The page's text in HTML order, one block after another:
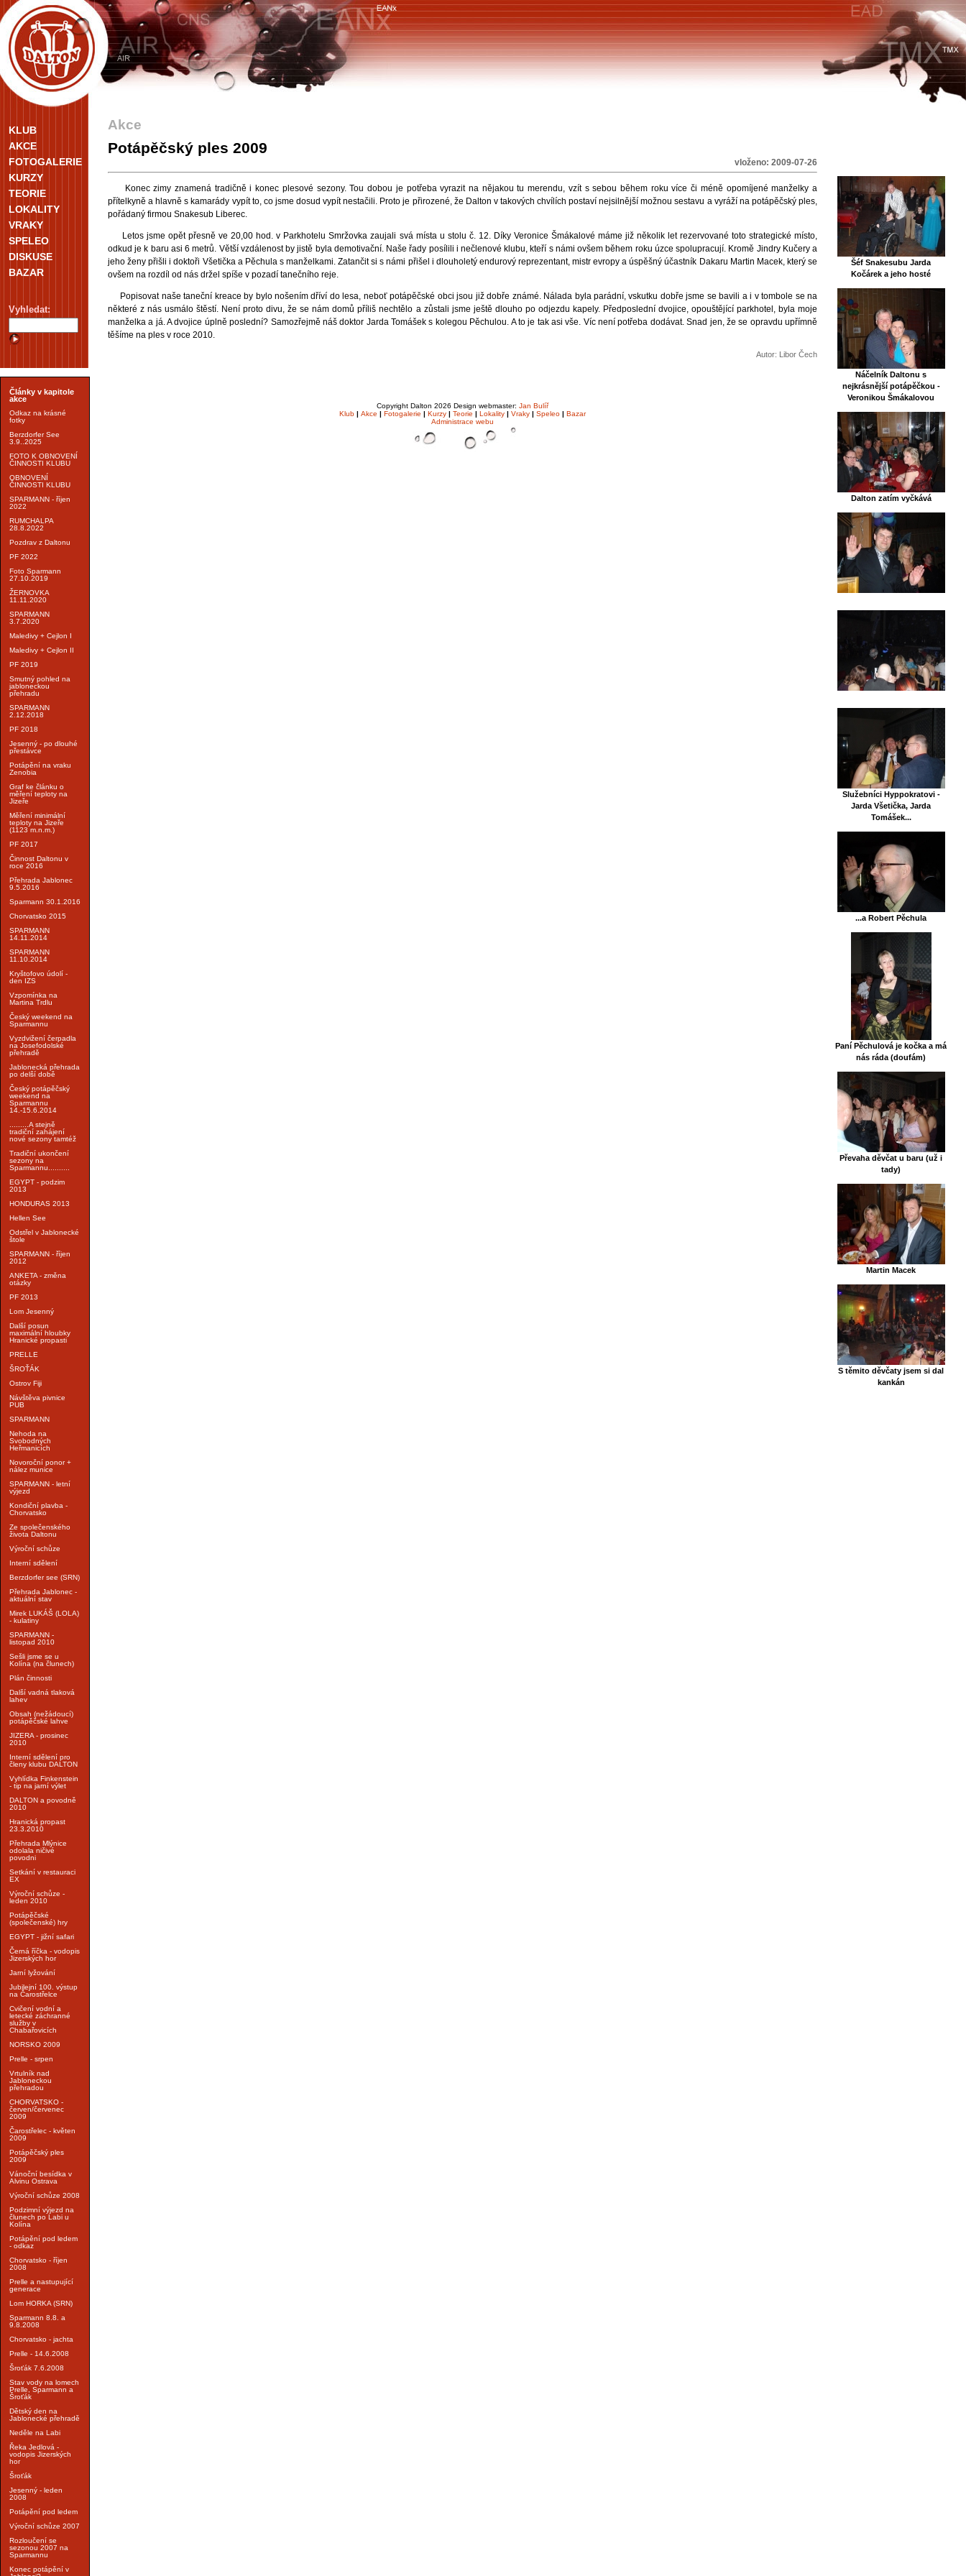
KLUB
AKCE
FOTOGALERIE
KURZY
TEORIE
LOKALITY
VRAKY
SPELEO
DISKUSE
BAZAR
Vyhledat:
Články v kapitole
akce
Odkaz na krásné
fotky
Berzdorfer See
3.9..2025
FOTO K OBNOVENÍ
ČINNOSTI KLUBU
OBNOVENÍ
ČINNOSTI KLUBU
SPARMANN - říjen
2022
RUMCHALPA
28.8.2022
Pozdrav z Daltonu
PF 2022
Foto Sparmann
27.10.2019
ŽERNOVKA
11.11.2020
SPARMANN
3.7.2020
Maledivy + Cejlon I
Maledivy + Cejlon II
PF 2019
Smutný pohled na
jabloneckou
přehradu
SPARMANN
2.12.2018
PF 2018
Jesenný - po dlouhé
přestávce
Potápění na vraku
Zenobia
Graf ke článku o
měření teploty na
Jizeře
Měření minimální
teploty na Jizeře
(1123 m.n.m.)
PF 2017
Činnost Daltonu v
roce 2016
Přehrada Jablonec
9.5.2016
Sparmann 30.1.2016
Chorvatsko 2015
SPARMANN
14.11.2014
SPARMANN
11.10.2014
Kryštofovo údolí -
den IZS
Vzpomínka na
Martina Trdlu
Český weekend na
Sparmannu
Vyzdvižení čerpadla
na Josefodolské
přehradě
Jablonecká přehrada
po delší době
Český potápěčský
weekend na
Sparmannu
14.-15.6.2014
.........A stejně
tradiční zahájení
nové sezony tamtéž
Tradiční ukončení
sezony na
Sparmannu..........
EGYPT - podzim
2013
HONDURAS 2013
Hellen See
Odstřel v Jablonecké
štole
SPARMANN - říjen
2012
ANKETA - změna
otázky
PF 2013
Lom Jesenný
Další posun
maximální hloubky
Hranické propasti
PRELLE
ŠROŤÁK
Ostrov Fiji
Návštěva pivnice
PUB
SPARMANN
Nehoda na
Svobodných
Heřmanicích
Novoroční ponor +
nález munice
SPARMANN - letní
výjezd
Kondiční plavba -
Chorvatsko
Ze společenského
života Daltonu
Výroční schůze
Interní sdělení
Berzdorfer see (SRN)
Přehrada Jablonec -
aktuální stav
Mirek LUKÁŠ (LOLA)
- kulatiny
SPARMANN -
listopad 2010
Sešli jsme se u
Kolína (na člunech)
Plán činnosti
Další vadná tlaková
lahev
Obsah (nežádoucí)
potápěčské lahve
JIZERA - prosinec
2010
Interní sdělení pro
členy klubu DALTON
Vyhlídka Finkenstein
- tip na jarní výlet
DALTON a povodně
2010
Hranická propast
23.3.2010
Přehrada Mlýnice
odolala ničivé
povodni
Setkání v restauraci
EX
Výroční schůze -
leden 2010
Potápěčské
(společenské) hry
EGYPT - jižní safari
Černá říčka - vodopis
Jizerských hor
Jarní lyžování
Jubilejní 100. výstup
na Čarostřelce
Cvičení vodní a
letecké záchranné
služby v
Chabařovicích
NORSKO 2009
Prelle - srpen
Vrtulník nad
Jabloneckou
přehradou
CHORVATSKO -
červen/červenec
2009
Čarostřelec - květen
2009
Potápěčský ples
2009
Vánoční besídka v
Alvinu Ostrava
Výroční schůze 2008
Podzimní výjezd na
člunech po Labi u
Kolína
Potápění pod ledem
- odkaz
Chorvatsko - říjen
2008
Prelle a nastupující
generace
Lom HORKA (SRN)
Sparmann 8.8. a
9.8.2008
Chorvatsko - jachta
Prelle - 14.6.2008
Šroťák 7.6.2008
Stav vody na lomech
Prelle, Sparmann a
Šroťák
Dětský den na
Jablonecké přehradě
Neděle na Labi
Řeka Jedlová -
vodopis Jizerských
hor
Šroťák
Jesenný - leden
2008
Potápění pod ledem
Výroční schůze 2007
Rozloučení se
sezonou 2007 na
Sparmannu
Konec potápění v
Akce
Šéf Snakesubu Jarda
Kočárek a jeho hosté
Náčelník Daltonu s
nejkrásnější potápěčkou -
Veronikou Šmákalovou
Dalton zatím vyčkává
Služebníci Hyppokratovi -
Jarda Všetička, Jarda
Tomášek...
...a Robert Pěchula
Paní Pěchulová je kočka a má
nás ráda (doufám)
Převaha děvčat u baru (už i
tady)
Martin Macek
S těmito děvčaty jsem si dal
kankán
Potápěčský ples 2009
vloženo: 2009-07-26
Konec zimy znamená tradičně i konec plesové sezony. Tou dobou je potřeba vyrazit na nějakou tu merendu, vzít s sebou během roku více či méně opomíjené manželky a
přítelkyně a hlavně s kamarády vypít to, co jsme dosud vypít nestačili. Proto je přirozené, že Dalton v takových chvílích postaví nejsilnější možnou sestavu a vyráží na potápěčský ples,
pořádaný firmou Snakesub Liberec.
Letos jsme opět přesně ve 20,00 hod. v Parkhotelu Smržovka zaujali svá místa u stolu č. 12. Díky Veronice Šmákalové máme již několik let rezervované toto strategické místo,
odkud je k baru asi 6 metrů. Větší vzdálenost by jistě byla demotivační. Naše řady posílili i nečlenové klubu, kteří s námi ovšem během roku úzce spolupracují. Kromě Jindry Kučery a
jeho ženy přišli i doktoři Všetička a Pěchula s manželkami. Zatančit si s námi přišel i dlouholetý endurový reprezentant, mistr evropy a úspěšný účastník Dakaru Martin Macek, který se
ovšem na rozdíl od nás držel spíše v pozadí tanečního reje.
Popisovat naše taneční kreace by bylo nošením dříví do lesa, neboť potápěčské obci jsou již dobře známé. Nálada byla parádní, vskutku dobře jsme se bavili a i v tombole se na
některé z nás usmálo štěstí. Není proto divu, že se nám domů příliš nechtělo a zůstali jsme ještě dlouho po odjezdu kapely. Předposlední dvojice, opouštějící parkhotel, byla moje
manželka a já. A dvojice úplně poslední? Samozřejmě náš doktor Jarda Tomášek s kolegou Pěchulou. A to je tak asi vše. Víc není potřeba dodávat. Snad jen, že se opravdu upřímně
těšíme na ples v roce 2010.
Autor: Libor Čech
Copyright Dalton 2026 Design webmaster: Jan Bulíř
Klub | Akce | Fotogalerie | Kurzy | Teorie | Lokality | Vraky | Speleo | Bazar
Administrace webu